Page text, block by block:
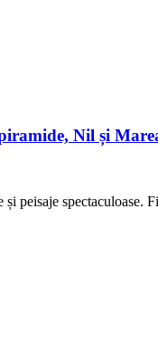
Nil și
peisaje